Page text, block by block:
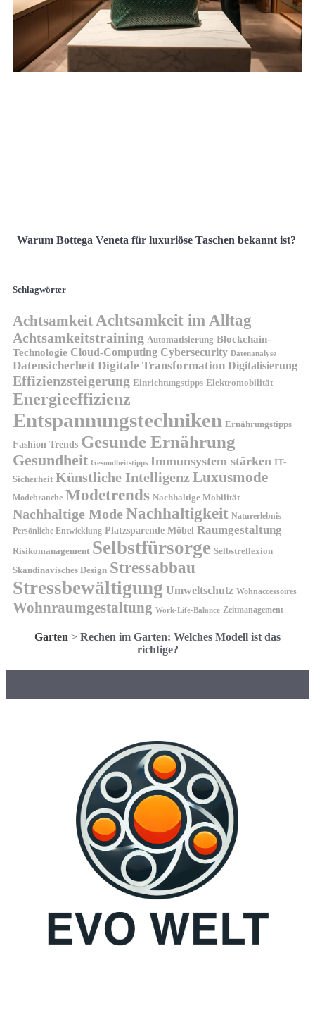
Warum Bottega Veneta für luxuriöse Taschen bekannt ist?
Schlagwörter
AchtsamkeitAchtsamkeit im Alltag
Achtsamkeitstraining Automatisierung Blockchain-
Technologie Cloud-Computing Cybersecurity Datenanalyse
Datensicherheit Digitale Transformation Digitalisierung
Effizienzsteigerung Einrichtungstipps Elektromobilität
Energieeffizienz
Entspannungstechniken Ernährungstipps
Fashion Trends Gesunde Ernährung
Gesundheit Gesundheitstipps Immunsystem stärken IT-
Sicherheit Künstliche IntelligenzLuxusmode
Modebranche Modetrends Nachhaltige Mobilität
Nachhaltige ModeNachhaltigkeit Naturerlebnis
Persönliche Entwicklung Platzsparende Möbel Raumgestaltung
Risikomanagement Selbstfürsorge Selbstreflexion
Skandinavisches Design Stressabbau
Stressbewältigung Umweltschutz Wohnaccessoires
Wohnraumgestaltung Work-Life-Balance Zeitmanagement
Garten > Rechen im Garten: Welches Modell ist das
richtige?